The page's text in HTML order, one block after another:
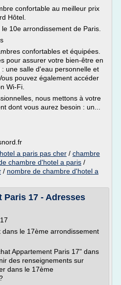
confortable au meilleur prix
Hôtel.
10e arrondissement de Paris.
confortables et équipées.
pour assurer votre bien-être en
une salle d'eau personnelle et
pouvez également accéder
Wi-Fi.
nous mettons à votre
dont vous aurez besoin : un...
a paris pas cher / chambre
chambre d'hotel a paris /
/ nombre de chambre d'hotel a
Paris 17 - Adresses
le 17ème arrondissement
Appartement Paris 17" dans
des renseignements sur
dans le 17ème